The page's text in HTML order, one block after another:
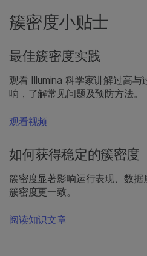
簇密度小贴士
最佳簇密度实践
观看 Illumina 科学家讲解过高
响，了解常见问题及预防方法。
观看视频
如何获得稳定的簇密度
簇密度显著影响运行表现、数
簇密度更一致。
阅读知识文章